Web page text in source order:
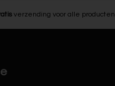
verzending voor alle producten